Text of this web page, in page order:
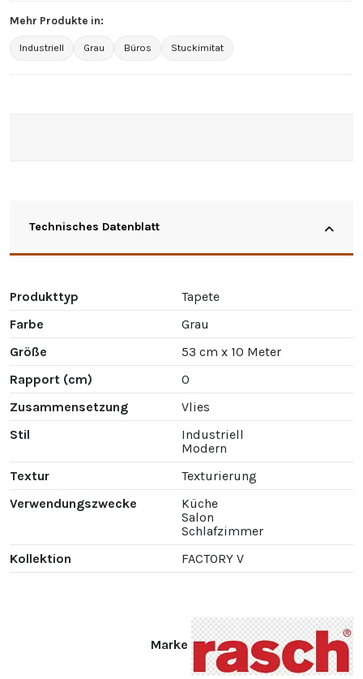
Mehr Produkte in:
Industriell Grau Büros Stuckimitat
Technisches Datenblatt
Produkttyp
Tapete
Farbe
Grau
Größe
53 cm x 10 Meter
Rapport (cm)
0
Zusammensetzung
Vlies
Stil
Industriell
Modern
Textur
Texturierung
Verwendungszwecke
Küche
Salon
Schlafzimmer
Kollektion
FACTORY V
Marke